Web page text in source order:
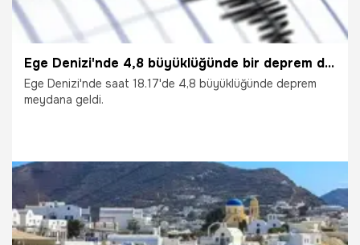
Ege Denizi'nde 4,8 büyüklüğünde bir deprem daha
Ege Denizi'nde saat 18.17'de 4,8 büyüklüğünde deprem
meydana geldi.
7.02.2025 Gündem